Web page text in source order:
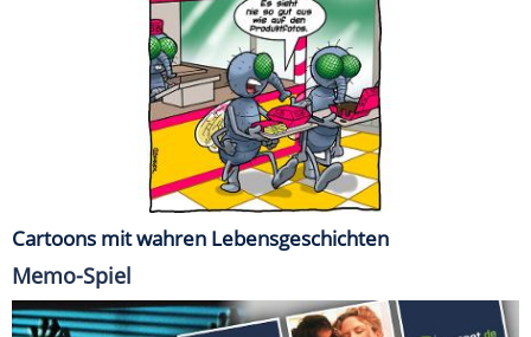
Cartoons mit wahren Lebensgeschichten
Memo-Spiel